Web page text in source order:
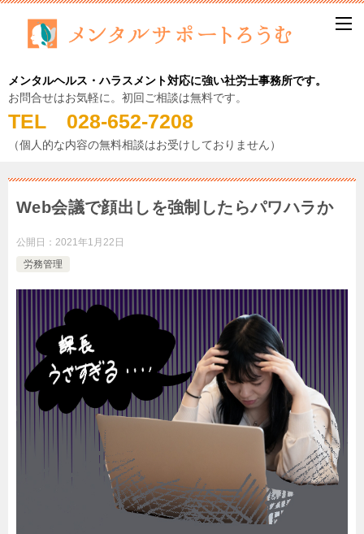
メンタルヘルス・ハラスメント対応に強い社労士事務所です。
お問合せはお気軽に。初回ご相談は無料です。
TEL 028-652-7208
（個人的な内容の無料相談はお受けしておりません）
Web会議で顔出しを強制したらパワハラか
公開日： 2021年1月22日
労務管理